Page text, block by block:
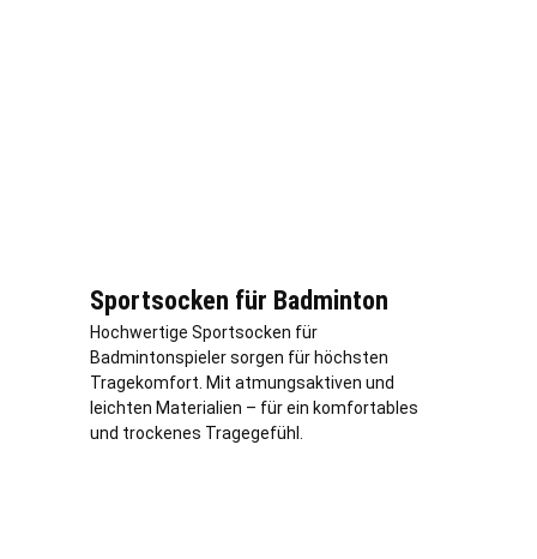
Sportsocken für Badminton
Hochwertige Sportsocken für
Badmintonspieler sorgen für höchsten
Tragekomfort. Mit atmungsaktiven und
leichten Materialien – für ein komfortables
und trockenes Tragegefühl.